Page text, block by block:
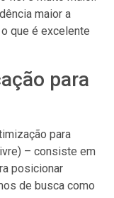
maior a
que é excelente
para
para
– consiste em
posicionar
de busca como